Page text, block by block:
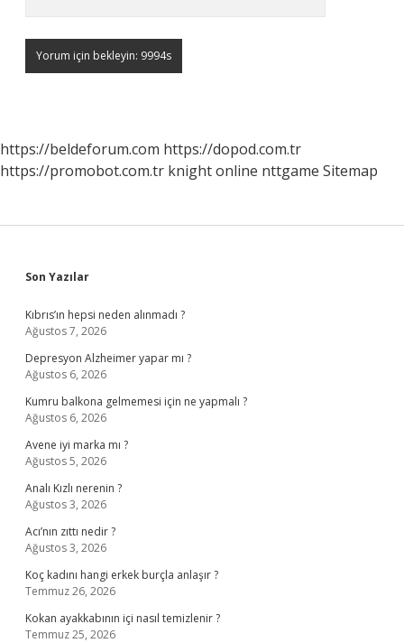
https://beldeforum.com https://dopod.com.tr
https://promobot.com.tr knight online nttgame Sitemap
Sidebar
Son Yazılar
Kıbrıs’ın hepsi neden alınmadı ?
Ağustos 7, 2026
Depresyon Alzheimer yapar mı ?
Ağustos 6, 2026
Kumru balkona gelmemesi için ne yapmalı ?
Ağustos 6, 2026
Avene iyi marka mı ?
Ağustos 5, 2026
Analı Kızlı nerenin ?
Ağustos 3, 2026
Acı’nın zıttı nedir ?
Ağustos 3, 2026
Koç kadını hangi erkek burçla anlaşır ?
Temmuz 26, 2026
Kokan ayakkabının içi nasıl temizlenir ?
Temmuz 25, 2026